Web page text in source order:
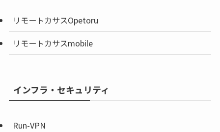
リモートカサスOpetoru
リモートカサスmobile
インフラ・セキュリティ
Run-VPN